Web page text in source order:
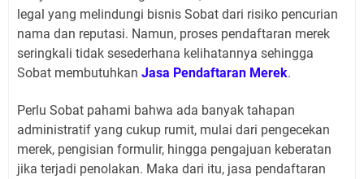
legal yang melindungi bisnis Sobat dari risiko pencurian
nama dan reputasi. Namun, proses pendaftaran merek
seringkali tidak sesederhana kelihatannya sehingga
Sobat membutuhkan Jasa Pendaftaran Merek.
Perlu Sobat pahami bahwa ada banyak tahapan
administratif yang cukup rumit, mulai dari pengecekan
merek, pengisian formulir, hingga pengajuan keberatan
jika terjadi penolakan. Maka dari itu, jasa pendaftaran